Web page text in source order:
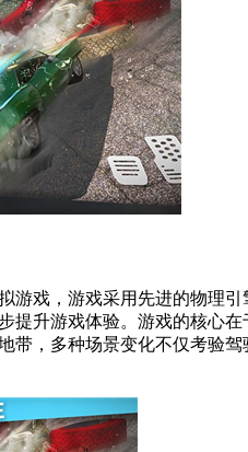
游戏，游戏采用先进的物理
提升游戏体验。游戏的核心
带，多种场景变化不仅考验